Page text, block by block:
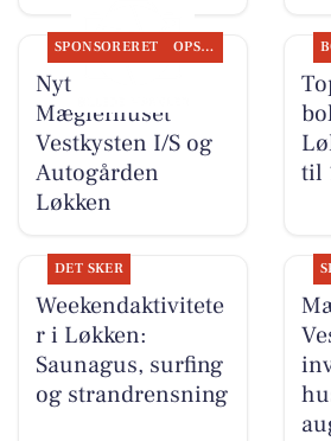
SPONSORERET OPSLAGSTAVLEN
Nyt fra
Mæglerhuset
Vestkysten I/S og
Autogården
Løkken
til
DET SKER
Weekendaktivitete
r i Løkken:
Saunagus, surfing
og strandrensning